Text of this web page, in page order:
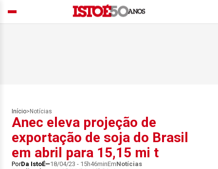
Início> Notícias
Anec eleva projeção de
exportação de soja do Brasil
em abril para 15,15 mi t
PorDa IstoÉ 18/04/23 - 15h46minEmNotícias